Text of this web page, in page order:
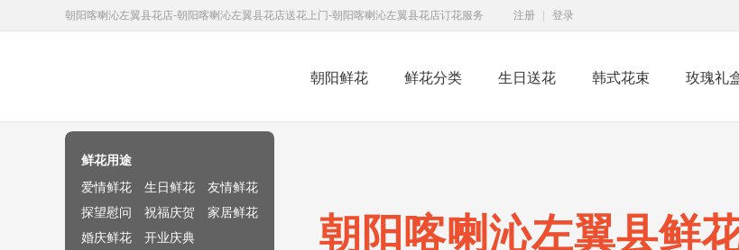
朝阳喀喇沁左翼县花店-朝阳喀喇沁左翼县花店送花上门-朝阳喀喇沁左翼县花店订花服务 注册 登录
朝阳鲜花 鲜花分类 生日送花 韩式花束 玫瑰礼
朝阳喀喇沁左翼县鲜
鲜花用途
爱情鲜花
生日鲜花
友情鲜花
探望慰问
祝福庆贺
家居鲜花
婚庆鲜花
开业庆典